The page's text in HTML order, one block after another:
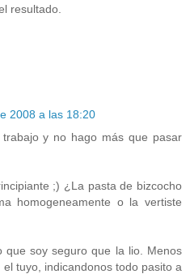
resultado.
2008 a las 18:20
y no hago más que pasar
;) ¿La pasta de bizcocho
homogeneamente o la vertiste
que soy seguro que la lio. Menos
tuyo, indicandonos todo pasito a